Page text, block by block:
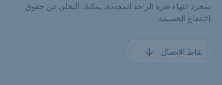
بمجرد انتهاء فترة الراحة المحددة، يمكنك التخلي عن حقوق
الانتفاع الجسيمة.
نقاط الاتصال